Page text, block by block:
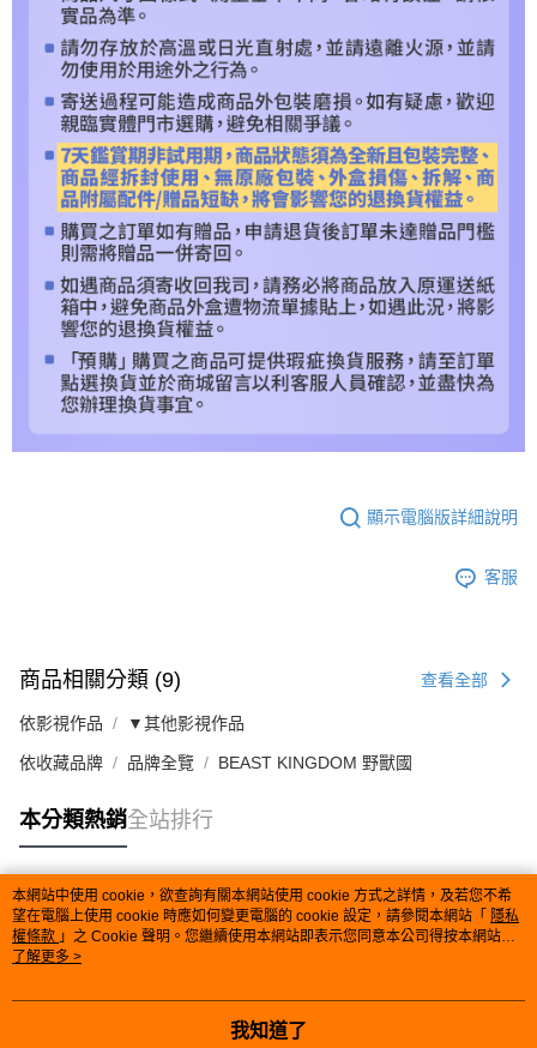
顯示電腦版詳細說明
客服
商品相關分類 (9) 查看全部
依影視作品 ▼其他影視作品
依收藏品牌 品牌全覽 BEAST KINGDOM 野獸國
本分類熱銷全站排行
熱門標籤
本網站中使用 cookie，欲查詢有關本網站使用 cookie 方式之詳情，及若您不希
望在電腦上使用 cookie 時應如何變更電腦的 cookie 設定，請參閱本網站「 隱私
權條款 」之 Cookie 聲明。您繼續使用本網站即表示您同意本公司得按本網站使
用條款之 Cookie 聲明使用 cookie。
了解更多 >
我知道了